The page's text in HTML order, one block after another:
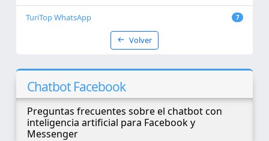
TuriTop WhatsApp 7
Volver
Chatbot Facebook
Preguntas frecuentes sobre el chatbot con
inteligencia artificial para Facebook y
Messenger